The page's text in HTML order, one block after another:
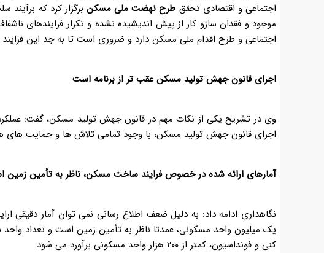
اجتماعی و اقتصادی تحقق طرح نهضت ملی مسکنبرگزار کرد که برآیند
موجود و فقدان سازو کار از پیش اندیشیده نشده و تکرار فرایندهای
اجتماعی و طرح اقدام ملی مسکن دارد و ضروری است تا به جد این فرایند و
اجرای قانون جهش تولید مسکن عقب تر از برنامه است
وی در تشریح یکی از نکات مهم در قانون جهش تولید مسکن، گفت:
اجرای قانون جهش تولید مسکن، با وجود تمامی تلاش ها و حمایت های
آمارهای ارائه شده در خصوص فرایند ساخت مسکن، ناظر به تأمین زمین
نگاهداری ادامه داد: به دلیل ضعف اطلاع رسانی نمی توان آمار دقیقی
یک میلیون واحد مسکونی، عمدتا ناظر به تأمین زمین است و تعداد واحد
کنی و فونداسیون، کمتر از ۲۰۰ هزار واحد مسکونی برآورد می شود
.